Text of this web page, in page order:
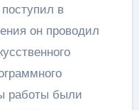
в
он проводил
работы были